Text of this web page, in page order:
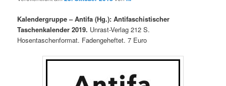
Kalendergruppe – Antifa (Hg.): Antifaschistischer
Taschenkalender 2019. Unrast-Verlag 212 S.
Hosentaschenformat. Fadengeheftet. 7 Euro